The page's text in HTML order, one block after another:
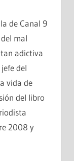
de Canal 9
mal
adictiva
del
vida de
del libro
2008 y